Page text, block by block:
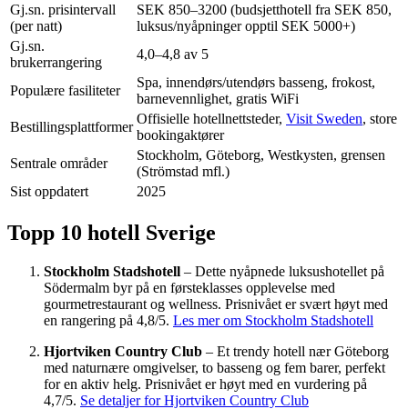
Gj.sn. prisintervall
(per natt)
SEK 850–3200 (budsjetthotell fra SEK 850,
luksus/nyåpninger opptil SEK 5000+)
Gj.sn.
brukerrangering
4,0–4,8 av 5
Populære fasiliteter
Spa, innendørs/utendørs basseng, frokost,
barnevennlighet, gratis WiFi
Bestillingsplattformer
Offisielle hotellnettsteder, Visit Sweden, store
bookingaktører
Sentrale områder
Stockholm, Göteborg, Westkysten, grensen
(Strömstad mfl.)
Sist oppdatert
2025
Topp 10 hotell Sverige
Stockholm Stadshotell – Dette nyåpnede luksushotellet på
Södermalm byr på en førsteklasses opplevelse med
gourmetrestaurant og wellness. Prisnivået er svært høyt med
en rangering på 4,8/5. Les mer om Stockholm Stadshotell
Hjortviken Country Club – Et trendy hotell nær Göteborg
med naturnære omgivelser, to basseng og fem barer, perfekt
for en aktiv helg. Prisnivået er høyt med en vurdering på
4,7/5. Se detaljer for Hjortviken Country Club